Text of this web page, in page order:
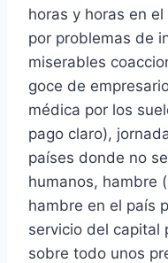
horas y horas en
por problemas de
miserables
goce de
médica por los
pago claro),
países donde no
humanos, hambre
hambre en el país
servicio del capital
sobre todo unos